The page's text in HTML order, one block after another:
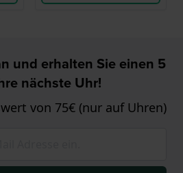
und erhalten Sie einen 5
nächste Uhr!
von 75€ (nur auf Uhren)